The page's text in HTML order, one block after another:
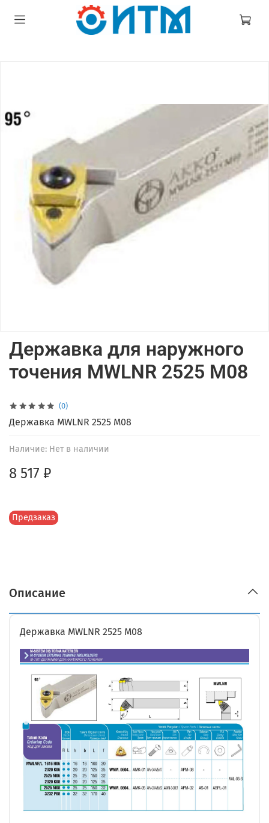
(0)
Наличие: Нет в наличии
Предзаказ
Державка для наружного
точения MWLNR 2525 M08
8 517 ₽
Державка MWLNR 2525 M08
Описание
Державка MWLNR 2525 M08